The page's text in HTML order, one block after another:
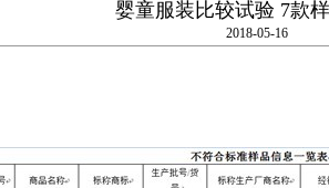
婴童服装比较试验 7款
2018-05-16